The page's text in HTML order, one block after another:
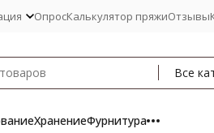
ОпросКалькулятор пряжиОтзывы
Все
ХранениеФурнитура